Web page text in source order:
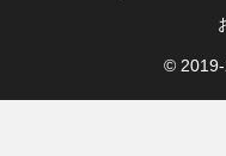
© 2019-